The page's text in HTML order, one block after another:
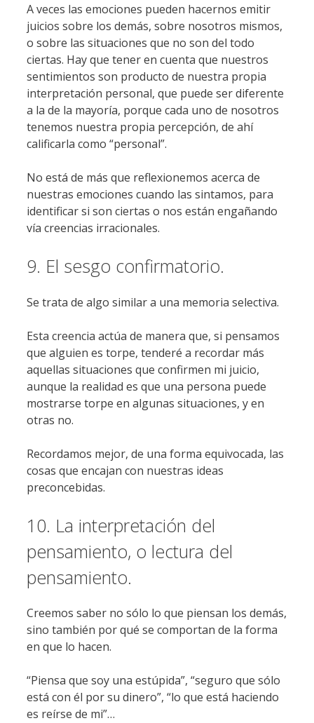
A veces las emociones pueden hacernos emitir
juicios sobre los demás, sobre nosotros mismos,
o sobre las situaciones que no son del todo
ciertas. Hay que tener en cuenta que nuestros
sentimientos son producto de nuestra propia
interpretación personal, que puede ser diferente
a la de la mayoría, porque cada uno de nosotros
tenemos nuestra propia percepción, de ahí
calificarla como “personal”.
No está de más que reflexionemos acerca de
nuestras emociones cuando las sintamos, para
identificar si son ciertas o nos están engañando
vía creencias irracionales.
9. El sesgo confirmatorio.
Se trata de algo similar a una memoria selectiva.
Esta creencia actúa de manera que, si pensamos
que alguien es torpe, tenderé a recordar más
aquellas situaciones que confirmen mi juicio,
aunque la realidad es que una persona puede
mostrarse torpe en algunas situaciones, y en
otras no.
Recordamos mejor, de una forma equivocada, las
cosas que encajan con nuestras ideas
preconcebidas.
10. La interpretación del
pensamiento, o lectura del
pensamiento.
Creemos saber no sólo lo que piensan los demás,
sino también por qué se comportan de la forma
en que lo hacen.
“Piensa que soy una estúpida”, “seguro que sólo
está con él por su dinero”, “lo que está haciendo
es reírse de mi”…